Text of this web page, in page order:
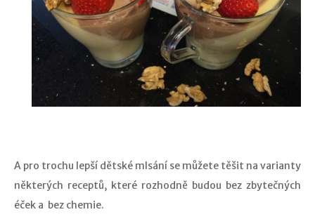
A pro trochu lepší dětské mlsání se můžete těšit na varianty
některých receptů, které rozhodně budou bez zbytečných
éček a bez chemie.